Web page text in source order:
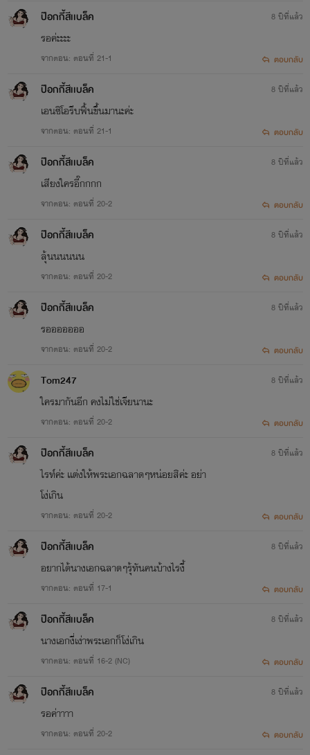
ป๊อกกี้สีเเบล็ค
รอค่ะะะะ
จากตอน: ตอนที่ 21-1
8 ปีที่แล้ว
ตอบกลับ
ป๊อกกี้สีเเบล็ค
เอนซิโอรีบฟื้นขึ้นมานะค่ะ
จากตอน: ตอนที่ 21-1
8 ปีที่แล้ว
ตอบกลับ
ป๊อกกี้สีเเบล็ค
เสียงใครอี๊กกกก
จากตอน: ตอนที่ 20-2
8 ปีที่แล้ว
ตอบกลับ
ป๊อกกี้สีเเบล็ค
ลุ้นนนนนน
จากตอน: ตอนที่ 20-2
8 ปีที่แล้ว
ตอบกลับ
ป๊อกกี้สีเเบล็ค
รอออออออ
จากตอน: ตอนที่ 20-2
8 ปีที่แล้ว
ตอบกลับ
Tom247
ใครมากันอีก คงไม่ใช่เจียนานะ
จากตอน: ตอนที่ 20-2
8 ปีที่แล้ว
ตอบกลับ
ป๊อกกี้สีเเบล็ค
ไรท์ค่ะ เเต่งให้พระเอกฉลาดๆหน่อยสิค่ะ อย่า
โง่เกิน
จากตอน: ตอนที่ 20-2
8 ปีที่แล้ว
ตอบกลับ
ป๊อกกี้สีเเบล็ค
อยากได้นางเอกฉลาดๆรุ้ทันคนบ้างไรงี้
จากตอน: ตอนที่ 17-1
8 ปีที่แล้ว
ตอบกลับ
ป๊อกกี้สีเเบล็ค
นางเอกงี่เง่าพระเอกก็โง่เกิน
จากตอน: ตอนที่ 16-2 (NC)
8 ปีที่แล้ว
ตอบกลับ
ป๊อกกี้สีเเบล็ค
รอค่าาาา
จากตอน: ตอนที่ 20-2
8 ปีที่แล้ว
ตอบกลับ